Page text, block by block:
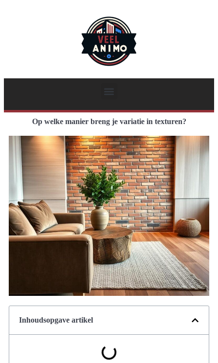
Op welke manier breng je variatie in texturen?
Inhoudsopgave artikel